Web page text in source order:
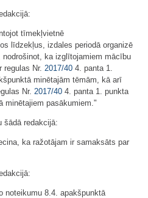
tīmekļvietnē
līdzekļus, izdales periodā organizē
ka izglītojamiem mācību
Nr. 2017/40 4. panta 1.
minētajām tēmām, kā arī
Nr. 2017/40 4. panta 1. punkta
minētajiem pasākumiem."
šādā redakcijā:
ka ražotājam ir samaksāts par
noteikumu 8.4. apakšpunktā